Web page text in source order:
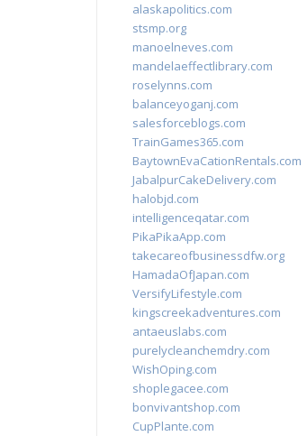
alaskapolitics.com
stsmp.org
manoelneves.com
mandelaeffectlibrary.com
roselynns.com
balanceyoganj.com
salesforceblogs.com
TrainGames365.com
BaytownEvaCationRentals.com
JabalpurCakeDelivery.com
halobjd.com
intelligenceqatar.com
PikaPikaApp.com
takecareofbusinessdfw.org
HamadaOfJapan.com
VersifyLifestyle.com
kingscreekadventures.com
antaeuslabs.com
purelycleanchemdry.com
WishOping.com
shoplegacee.com
bonvivantshop.com
CupPlante.com